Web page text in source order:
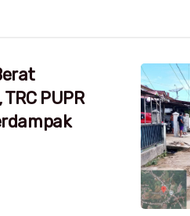
PUPR